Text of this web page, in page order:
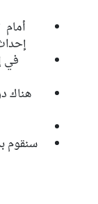
في
هناك
سنقوم